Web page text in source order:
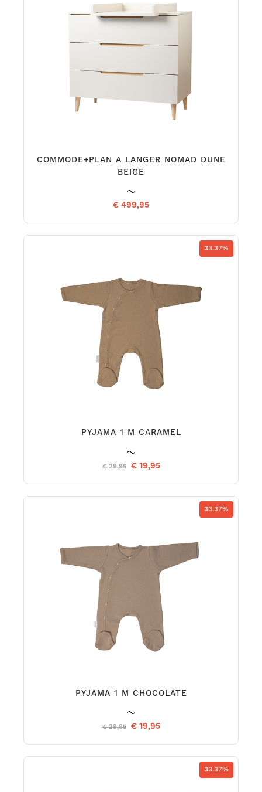
COMMODE+PLAN A LANGER NOMAD DUNE
BEIGE
€ 499,95
33.37%
PYJAMA 1 M CARAMEL
€ 29,95 € 19,95
33.37%
PYJAMA 1 M CHOCOLATE
€ 29,95 € 19,95
33.37%